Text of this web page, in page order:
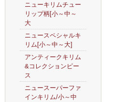
ニューキリムチュー
リップ柄[小～中～
大
ニュースペシャルキ
リム[小～中～大]
アンティークキリム
&コレクションピー
ス
ニュースーパーファ
インキリム/小～中